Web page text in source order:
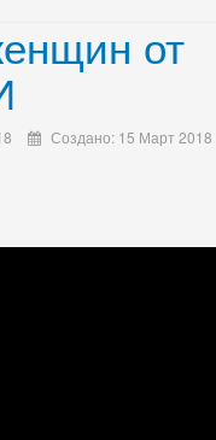
от
Создано: 15 Март 2018